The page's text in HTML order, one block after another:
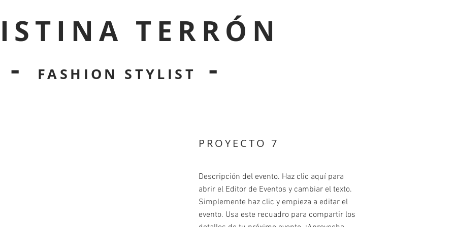
TERRÓN
-
FASHION STYLIST -
PROYECTO 7
Descripción del evento. Haz clic aquí para
abrir el Editor de Eventos y cambiar el texto.
Simplemente haz clic y empieza a editar el
evento. Usa este recuadro para compartir los